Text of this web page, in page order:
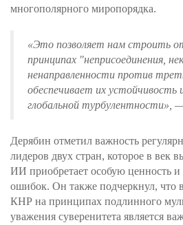
многополярного миропорядка.
«Это позволяет нам строить
принципах "неприсоединения,
ненаправленности против
обеспечивает их устойчивость
глобальной турбулентности» ,
Дерябин отметил важность
лидеров двух стран, которое в век
ИИ приобретает особую ценность и
ошибок. Он также подчеркнул, что
КНР на принципах подлинного
уважения суверенитета является